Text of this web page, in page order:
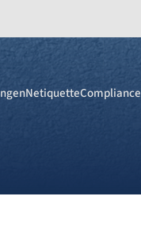
NetiquetteCompliance